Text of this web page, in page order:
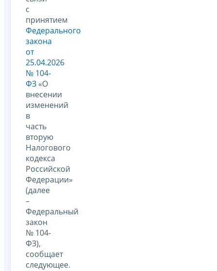
с
принятием
Федерального
закона
от
25.04.2026
№ 104-
ФЗ «О
внесении
изменений
в
часть
вторую
Налогового
кодекса
Российской
Федерации»
(далее
–
Федеральный
закон
№ 104-
ФЗ),
сообщает
следующее.